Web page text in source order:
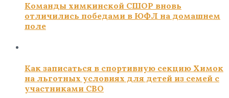
Команды химкинской СШОР вновь
отличились победами в ЮФЛ на домашнем
поле
Как записаться в спортивную секцию Химок
на льготных условиях для детей из семей с
участниками СВО